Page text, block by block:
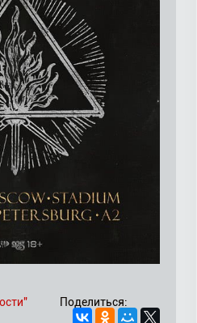
Поделиться: